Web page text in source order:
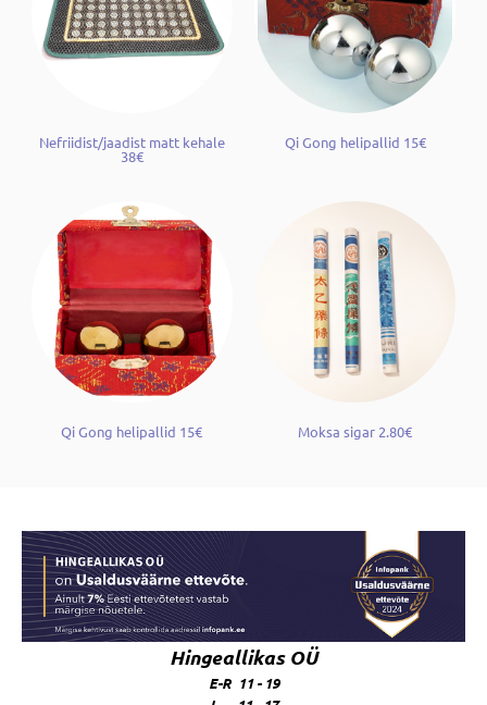
Nefriidist/jaadist matt kehale
38€
Qi Gong helipallid 15€
Qi Gong helipallid 15€ Moksa sigar 2.80€
Hingeallikas OÜ
E-R 11 - 19